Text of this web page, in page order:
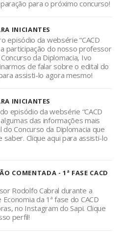
para o próximo concurso!
INICIANTES
episódio da websérie “CACD
a participação do nosso professor
da Diplomacia, Ivo
de falar sobre o edital do
assisti-lo agora mesmo!
INICIANTES
episódio da websérie “CACD
das informações mais
Concurso da Diplomacia que
Clique aqui para assisti-lo
COMENTADA - 1ª FASE CACD
Rodolfo Cabral durante a
da 1ª fase do CACD
no Instagram do Sapi. Clique
perfil!